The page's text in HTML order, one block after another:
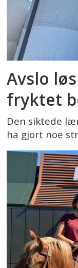
Avslo
fryktet
Den siktede
ha gjort noe